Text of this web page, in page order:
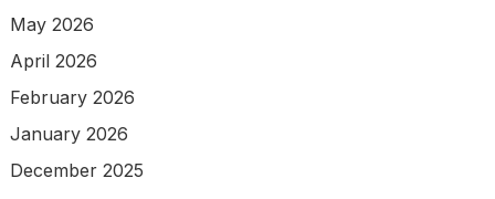
May 2026
April 2026
February 2026
January 2026
December 2025